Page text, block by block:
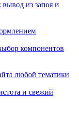
вывод из запоя и
компонентов
любой тематики
и свежий